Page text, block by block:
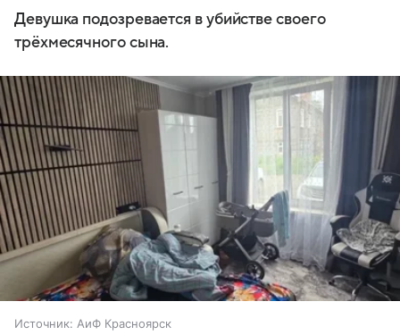
Девушка подозревается в убийстве своего
трёхмесячного сына.
Источник: АиФ Красноярск